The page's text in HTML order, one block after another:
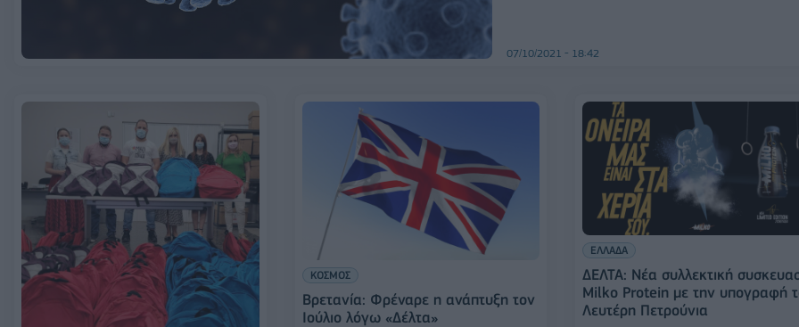
07/10/2021 - 18:42
ΚΟΣΜΟΣ
Βρετανία: Φρέναρε η ανάπτυξη τον
Ιούλιο λόγω «Δέλτα»
ΕΛΛΑΔΑ
ΔΕΛΤΑ: Νέα συλλεκτική
Milko Protein με την υπογραφή
Λευτέρη Πετρούνια